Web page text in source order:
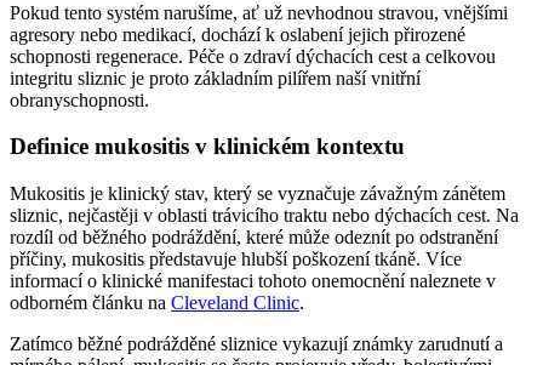
Pokud tento systém narušíme, ať už nevhodnou stravou, vnějšími
agresory nebo medikací, dochází k oslabení jejich přirozené
schopnosti regenerace. Péče o zdraví dýchacích cest a celkovou
integritu sliznic je proto základním pilířem naší vnitřní
obranyschopnosti.
Definice mukositis v klinickém kontextu
Mukositis je klinický stav, který se vyznačuje závažným zánětem
sliznic, nejčastěji v oblasti trávicího traktu nebo dýchacích cest. Na
rozdíl od běžného podráždění, které může odeznít po odstranění
příčiny, mukositis představuje hlubší poškození tkáně. Více
informací o klinické manifestaci tohoto onemocnění naleznete v
odborném článku na Cleveland Clinic.
Zatímco běžné podrážděné sliznice vykazují známky zarudnutí a